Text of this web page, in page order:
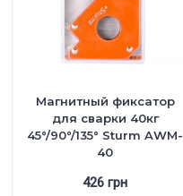
Магнитный фиксатор
для сварки 40кг
45°/90°/135° Sturm AWM-
40
426грн